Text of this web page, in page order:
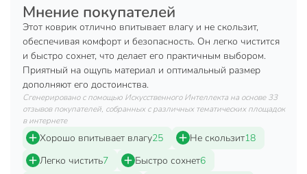
Материал: диатомовый ил (рекомендована ручная
стирка мягкими моющими средствами).
Преимущества:
Обеспечивает мягкость и комфорт под ногами,
особенно после душа или ванны.
Такой коврик предотвращает скольжение на мокром
полу, что делает его безопасным для использования.
При должном уходе коврик будет дарить уют и
комфорт многие годы, не теряя отличного внешнего
Мнение покупателей
Этот коврик отлично впитывает влагу и не скользит,
обеспечивая комфорт и безопасность. Он легко чистится
и быстро сохнет, что делает его практичным выбором.
Приятный на ощупь материал и оптимальный размер
дополняют его достоинства.
Сгенерировано с помощью Искусственного Интеллекта на основе 33
отзывов покупателей, собранных с различных тематических площадок
в интернете
Хорошо впитывает влагу25 Не скользит18
Легко чистить7 Быстро сохнет6